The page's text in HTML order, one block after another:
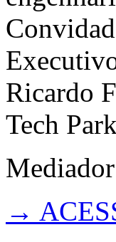
Ricardo
Tech Park
→